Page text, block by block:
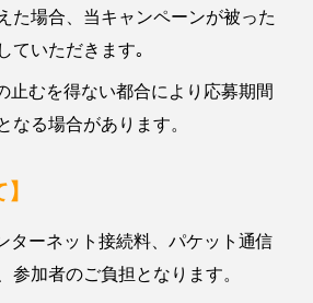
た場合、当キャンペーンが被った
ていただきます｡
止むを得ない都合により応募期間
なる場合があります。
ターネット接続料、パケット通信
参加者のご負担となります。